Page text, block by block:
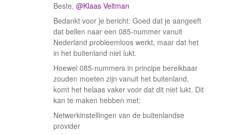
Beste, ​ @Klaas Veltman
Bedankt voor je bericht. Goed dat je aangeeft
dat bellen naar een 085-nummer vanuit
Nederland probleemloos werkt, maar dat het
in het buitenland niet lukt.
Hoewel 085-nummers in principe bereikbaar
zouden moeten zijn vanuit het buitenland,
komt het helaas vaker voor dat dit niet lukt. Dit
kan te maken hebben met:
Netwerkinstellingen van de buitenlandse
provider